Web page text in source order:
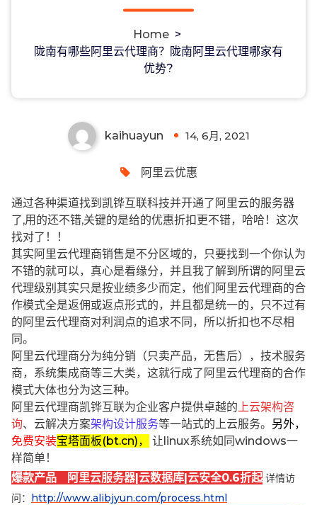
Home >
陇南有哪些阿里云代理商？陇南阿里云代理哪家有
优势?
陇南有哪些阿里云代理商？陇南阿里云
代理哪家有优势?
kaihuayun 14, 6月, 2021
阿里云优惠
通过各种渠道找到凯铧互联科技并开通了阿里云的服务器
了,用的还不错,关键的是给的优惠折扣更不错，哈哈！这次
找对了！！
其实阿里云代理商销售是不分区域的，只要找到一个你认为
不错的就可以，真心是看缘分，并且我了解到所谓的阿里云
代理级别其实只是按业绩多少而定，他们阿里云代理商的合
作模式全是返佣或返点形式的，并且都是统一的，只不过有
的阿里云代理商对利润点的追求不同，所以折扣也不尽相
同。
阿里云代理商分为纯分销（只卖产品，无售后），技术服务
商，系统集成商等三大类，这就行成了阿里云代理商的合作
模式大体也分为这三种。
阿里云代理商凯铧互联为企业客户提供卓越的 上云架构咨
询、云解决方案架构设计服务等一站式的上云服务。 另外，
免费安装宝塔面板(bt.cn)，
让linux系统如同windows一
样简单！
爆款产品 阿里云服务器|云数据库|云安全0.6折起 详情访
问： http://www.alibjyun.com/process.html